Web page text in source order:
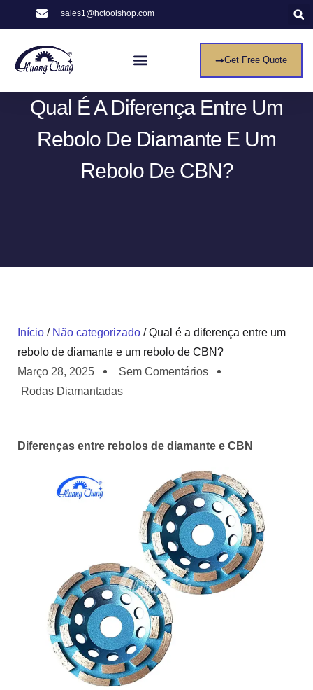
sales1@hctoolshop.com
Get Free Quote
Qual É A Diferença Entre Um
Rebolo De Diamante E Um
Rebolo De CBN?
Início / Não categorizado / Qual é a diferença entre um
rebolo de diamante e um rebolo de CBN?
Março 28, 2025
Sem Comentários
Rodas Diamantadas
Diferenças entre rebolos de diamante e CBN